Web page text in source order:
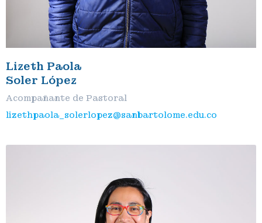
Lizeth Paola
Soler López
Acompañante de Pastoral
lizethpaola_solerlopez@sanbartolome.edu.co